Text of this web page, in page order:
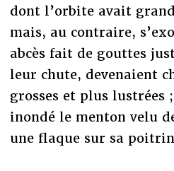
dont l’orbite avait
mais, au contraire,
abcès fait de gouttes
leur chute, devenaient
grosses et plus lustrées
inondé le menton velu
une flaque sur sa